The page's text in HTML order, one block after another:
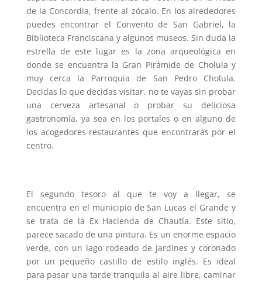
de la Concordia, frente al zócalo. En los alrededores
puedes encontrar el Convento de San Gabriel, la
Biblioteca Franciscana y algunos museos. Sin duda la
estrella de este lugar es la zona arqueológica en
donde se encuentra la Gran Pirámide de Cholula y
muy cerca la Parroquia de San Pedro Cholula.
Decidas lo que decidas visitar, no te vayas sin probar
una cerveza artesanal o probar su deliciosa
gastronomía, ya sea en los portales o en alguno de
los acogedores restaurantes que encontrarás por el
centro.
El segundo tesoro al que te voy a llegar, se
encuentra en el municipio de San Lucas el Grande y
se trata de la Ex Hacienda de Chautla. Este sitio,
parece sacado de una pintura. Es un enorme espacio
verde, con un lago rodeado de jardines y coronado
por un pequeño castillo de estilo inglés. Es ideal
para pasar una tarde tranquila al aire libre, caminar